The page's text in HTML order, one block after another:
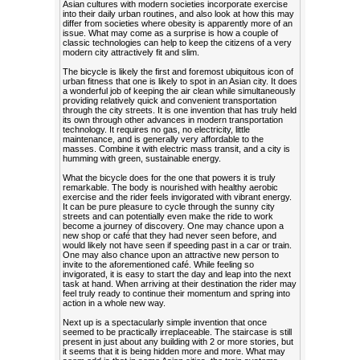
Asian cultures with modern societies incorporate exercise
into their daily urban routines, and also look at how this may
differ from societies where obesity is apparently more of an
issue. What may come as a surprise is how a couple of
classic technologies can help to keep the citizens of a very
modern city attractively fit and slim.
The bicycle is likely the first and foremost ubiquitous icon of
urban fitness that one is likely to spot in an Asian city. It does
a wonderful job of keeping the air clean while simultaneously
providing relatively quick and convenient transportation
through the city streets. It is one invention that has truly held
its own through other advances in modern transportation
technology. It requires no gas, no electricity, little
maintenance, and is generally very affordable to the
masses. Combine it with electric mass transit, and a city is
humming with green, sustainable energy.
What the bicycle does for the one that powers it is truly
remarkable. The body is nourished with healthy aerobic
exercise and the rider feels invigorated with vibrant energy.
It can be pure pleasure to cycle through the sunny city
streets and can potentially even make the ride to work
become a journey of discovery. One may chance upon a
new shop or café that they had never seen before, and
would likely not have seen if speeding past in a car or train.
One may also chance upon an attractive new person to
invite to the aforementioned café. While feeling so
invigorated, it is easy to start the day and leap into the next
task at hand. When arriving at their destination the rider may
feel truly ready to continue their momentum and spring into
action in a whole new way.
Next up is a spectacularly simple invention that once
seemed to be practically irreplaceable. The staircase is still
present in just about any building with 2 or more stories, but
it seems that it is being hidden more and more. What may